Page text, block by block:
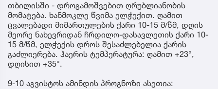
თბილისში - დროგამოშვებით ღრუბლიანობის
მომატება. ხანმოკლე წვიმა ელჭექით. ღამით
ცვალებადი მიმართულების ქარი 10-15 მ/წმ, დღის
მეორე ნახევრიდან ჩრდილო-დასავლეთის ქარი 10-
15 მ/წმ, ელჭექის დროს შესაძლებელია ქარის
გაძლიერება. ჰაერის ტემპერატურა: ღამით +23°,
დღისით +35°.
9-10 აგვისტოს ამინდის პროგნოზი ასეთია: